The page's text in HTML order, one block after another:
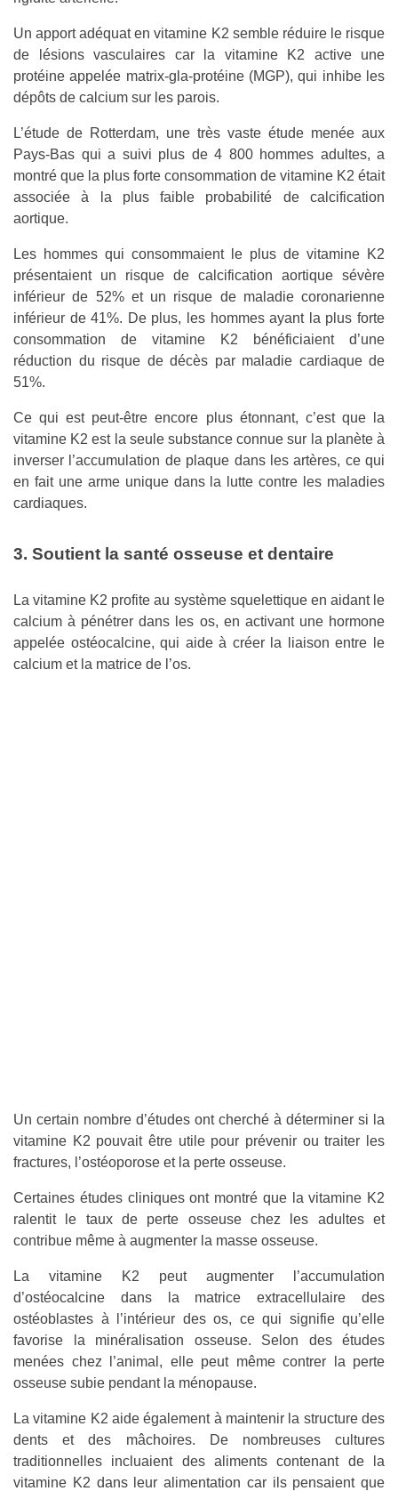
Un apport adéquat en vitamine K2 semble réduire le risque
de lésions vasculaires car la vitamine K2 active une
protéine appelée matrix-gla-protéine (MGP), qui inhibe les
dépôts de calcium sur les parois.
L’étude de Rotterdam, une très vaste étude menée aux
Pays-Bas qui a suivi plus de 4 800 hommes adultes, a
montré que la plus forte consommation de vitamine K2 était
associée à la plus faible probabilité de calcification
aortique.
Les hommes qui consommaient le plus de vitamine K2
présentaient un risque de calcification aortique sévère
inférieur de 52% et un risque de maladie coronarienne
inférieur de 41%. De plus, les hommes ayant la plus forte
consommation de vitamine K2 bénéficiaient d’une
réduction du risque de décès par maladie cardiaque de
51%.
Ce qui est peut-être encore plus étonnant, c’est que la
vitamine K2 est la seule substance connue sur la planète à
inverser l’accumulation de plaque dans les artères, ce qui
en fait une arme unique dans la lutte contre les maladies
cardiaques.
3. Soutient la santé osseuse et dentaire
La vitamine K2 profite au système squelettique en aidant le
calcium à pénétrer dans les os, en activant une hormone
appelée ostéocalcine, qui aide à créer la liaison entre le
calcium et la matrice de l’os.
Un certain nombre d’études ont cherché à déterminer si la
vitamine K2 pouvait être utile pour prévenir ou traiter les
fractures, l’ostéoporose et la perte osseuse.
Certaines études cliniques ont montré que la vitamine K2
ralentit le taux de perte osseuse chez les adultes et
contribue même à augmenter la masse osseuse.
La vitamine K2 peut augmenter l’accumulation
d’ostéocalcine dans la matrice extracellulaire des
ostéoblastes à l’intérieur des os, ce qui signifie qu’elle
favorise la minéralisation osseuse. Selon des études
menées chez l’animal, elle peut même contrer la perte
osseuse subie pendant la ménopause.
La vitamine K2 aide également à maintenir la structure des
dents et des mâchoires. De nombreuses cultures
traditionnelles incluaient des aliments contenant de la
vitamine K2 dans leur alimentation car ils pensaient que